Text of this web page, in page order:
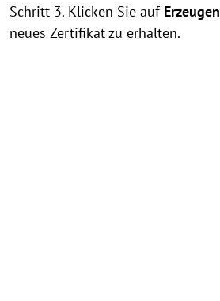
Schritt 3. Klicken Sie auf Erzeugen
neues Zertifikat zu erhalten.